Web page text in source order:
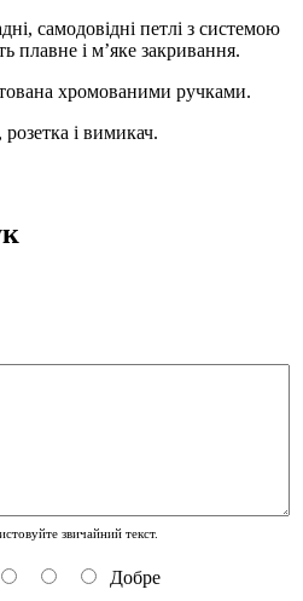
самодовідні петлі з системою
плавне і м’яке закривання.
хромованими ручками.
і вимикач.
звичайний текст.
Добре